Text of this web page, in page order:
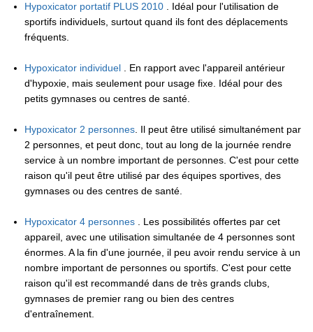
Hypoxicator portatif PLUS 2010 . Idéal pour l'utilisation de
sportifs individuels, surtout quand ils font des déplacements
fréquents.
Hypoxicator individuel . En rapport avec l'appareil antérieur
d'hypoxie, mais seulement pour usage fixe. Idéal pour des
petits gymnases ou centres de santé.
Hypoxicator 2 personnes . Il peut être utilisé simultanément par
2 personnes, et peut donc, tout au long de la journée rendre
service à un nombre important de personnes. C'est pour cette
raison qu'il peut être utilisé par des équipes sportives, des
gymnases ou des centres de santé.
Hypoxicator 4 personnes . Les possibilités offertes par cet
appareil, avec une utilisation simultanée de 4 personnes sont
énormes. A la fin d'une journée, il peu avoir rendu service à un
nombre important de personnes ou sportifs. C'est pour cette
raison qu'il est recommandé dans de très grands clubs,
gymnases de premier rang ou bien des centres
d'entraînement.